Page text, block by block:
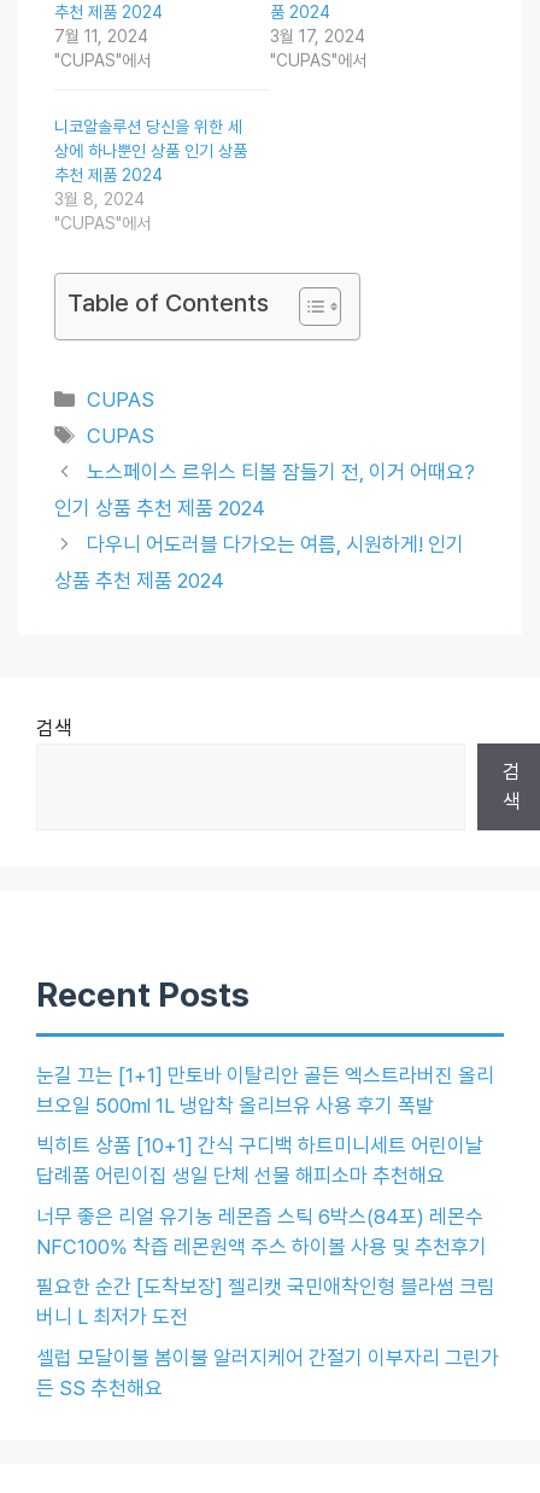
추천 제품 2024
7월 11, 2024
"CUPAS"에서
품 2024
3월 17, 2024
"CUPAS"에서
니코알솔루션 당신을 위한 세
상에 하나뿐인 상품 인기 상품
추천 제품 2024
3월 8, 2024
"CUPAS"에서
Table of Contents
Categories
CUPAS
Tags
CUPAS
노스페이스 르위스 티볼 잠들기 전, 이거 어때요?
인기 상품 추천 제품 2024
다우니 어도러블 다가오는 여름, 시원하게! 인기
상품 추천 제품 2024
검색
검
색
Recent Posts
눈길 끄는 [1+1] 만토바 이탈리안 골든 엑스트라버진 올리
브오일 500ml 1L 냉압착 올리브유 사용 후기 폭발
빅히트 상품 [10+1] 간식 구디백 하트미니세트 어린이날
답례품 어린이집 생일 단체 선물 해피소마 추천해요
너무 좋은 리얼 유기농 레몬즙 스틱 6박스(84포) 레몬수
NFC100% 착즙 레몬원액 주스 하이볼 사용 및 추천후기
필요한 순간 [도착보장] 젤리캣 국민애착인형 블라썸 크림
버니 L 최저가 도전
셀럽 모달이불 봄이불 알러지케어 간절기 이부자리 그린가
든 SS 추천해요